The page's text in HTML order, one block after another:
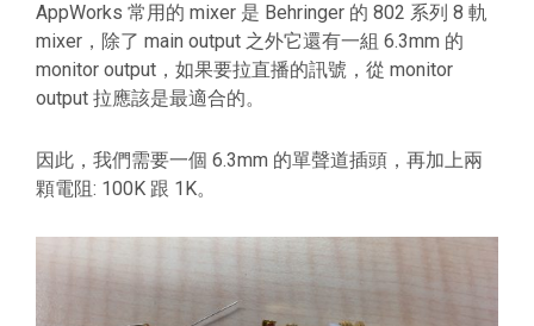
AppWorks 常用的 mixer 是 Behringer 的 802 系列 8 軌
mixer，除了 main output 之外它還有一組 6.3mm 的
monitor output，如果要拉直播的訊號，從 monitor
output 拉應該是最適合的。
因此，我們需要一個 6.3mm 的單聲道插頭，再加上兩
顆電阻: 100K 跟 1K。